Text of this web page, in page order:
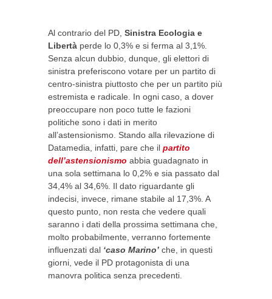
Al contrario del PD, Sinistra Ecologia e
Libertà perde lo 0,3% e si ferma al 3,1%.
Senza alcun dubbio, dunque, gli elettori di
sinistra preferiscono votare per un partito di
centro-sinistra piuttosto che per un partito più
estremista e radicale. In ogni caso, a dover
preoccupare non poco tutte le fazioni
politiche sono i dati in merito
all’astensionismo. Stando alla rilevazione di
Datamedia, infatti, pare che il partito
dell’astensionismo abbia guadagnato in
una sola settimana lo 0,2% e sia passato dal
34,4% al 34,6%. Il dato riguardante gli
indecisi, invece, rimane stabile al 17,3%. A
questo punto, non resta che vedere quali
saranno i dati della prossima settimana che,
molto probabilmente, verranno fortemente
influenzati dal ‘caso Marino’ che, in questi
giorni, vede il PD protagonista di una
manovra politica senza precedenti.